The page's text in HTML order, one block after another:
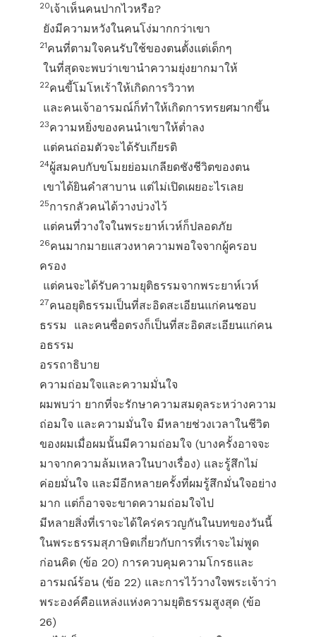
20เจ้าเห็นคนปากไวหรือ?
ยังมีความหวังในคนโง่มากกว่าเขา
21คนที่ตามใจคนรับใช้ของตนตั้งแต่เด็กๆ
ในที่สุดจะพบว่าเขานำความยุ่งยากมาให้
22คนขี้โมโหเร้าให้เกิดการวิวาท
และคนเจ้าอารมณ์ก็ทำให้เกิดการทรยศมากขึ้น
23ความหยิ่งของคนนำเขาให้ต่ำลง
แต่คนถ่อมตัวจะได้รับเกียรติ
24ผู้สมคบกับขโมยย่อมเกลียดชังชีวิตของตน
เขาได้ยินคำสาบาน แต่ไม่เปิดเผยอะไรเลย
25การกลัวคนได้วางบ่วงไว้
แต่คนที่วางใจในพระยาห์เวห์ก็ปลอดภัย
26คนมากมายแสวงหาความพอใจจากผู้ครอบ
ครอง
แต่คนจะได้รับความยุติธรรมจากพระยาห์เวห์
27คนอยุติธรรมเป็นที่สะอิดสะเอียนแก่คนชอบ
ธรรม และคนซื่อตรงก็เป็นที่สะอิดสะเอียนแก่คน
อธรรม
อรรถาธิบาย
ความถ่อมใจและความมั่นใจ
ผมพบว่า ยากที่จะรักษาความสมดุลระหว่างความ
ถ่อมใจ และความมั่นใจ มีหลายช่วงเวลาในชีวิต
ของผมเมื่อผมนั้นมีความถ่อมใจ (บางครั้งอาจจะ
มาจากความล้มเหลวในบางเรื่อง) และรู้สึกไม่
ค่อยมั่นใจ และมีอีกหลายครั้งที่ผมรู้สึกมั่นใจอย่าง
มาก แต่ก็อาจจะขาดความถ่อมใจไป
มีหลายสิ่งที่เราจะได้ใคร่ครวญกันในบทของวันนี้
ในพระธรรมสุภาษิตเกี่ยวกับการที่เราจะไม่พูด
ก่อนคิด (ข้อ 20) การควบคุมความโกรธและ
อารมณ์ร้อน (ข้อ 22) และการไว้วางใจพระเจ้าว่า
พระองค์คือแหล่งแห่งความยุติธรรมสูงสุด (ข้อ
26)